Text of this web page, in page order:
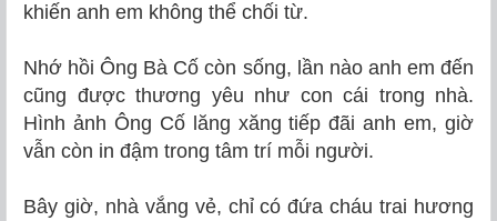
khiến anh em không thể chối từ.
Nhớ hồi Ông Bà Cố còn sống, lần nào anh em đến
cũng được thương yêu như con cái trong nhà.
Hình ảnh Ông Cố lăng xăng tiếp đãi anh em, giờ
vẫn còn in đậm trong tâm trí mỗi người.
Bây giờ, nhà vắng vẻ, chỉ có đứa cháu trai hương